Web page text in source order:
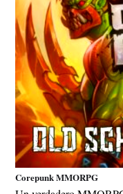
Corepunk MMORPG